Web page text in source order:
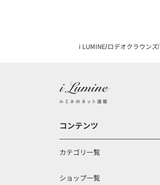
i LUMINE ロデオクラウンズ
コンテンツ
カテゴリ一覧
ショップ一覧